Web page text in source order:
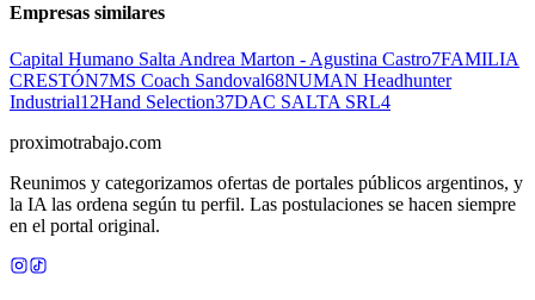
Empresas similares
Capital Humano Salta Andrea Marton - Agustina Castro7FAMILIA
CRESTÓN7MS Coach Sandoval68NUMAN Headhunter
Industrial12Hand Selection37DAC SALTA SRL4
proximotrabajo.com
Reunimos y categorizamos ofertas de portales públicos argentinos, y
la IA las ordena según tu perfil. Las postulaciones se hacen siempre
en el portal original.